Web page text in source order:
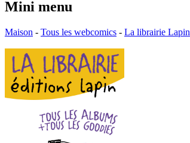
Mini menu
Maison - Tous les webcomics - La librairie Lapin